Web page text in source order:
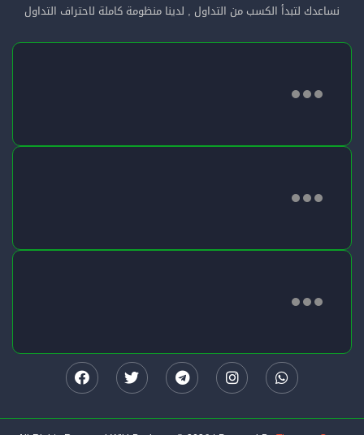
نساعدك لتبدأ الكسب من التداول , لدينا منظومة كاملة لاحتراف التداول